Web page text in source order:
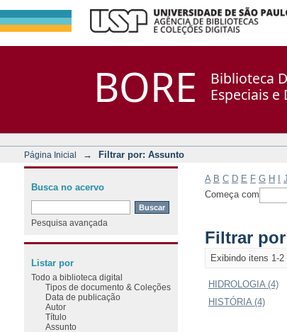
BORE
Biblioteca
Especiais
Página Inicial → Filtrar por: Assunto
A B C D E F G H J
Começa com
Filtrar
Exibindo itens 1-2
HIDROLOGIA (4)
HISTÓRIA (4)
Busca no acervo
Pesquisa avançada
Listar por
Todo a biblioteca digital
Tipos de documento & Coleções
Data de publicação
Autor
Título
Assunto